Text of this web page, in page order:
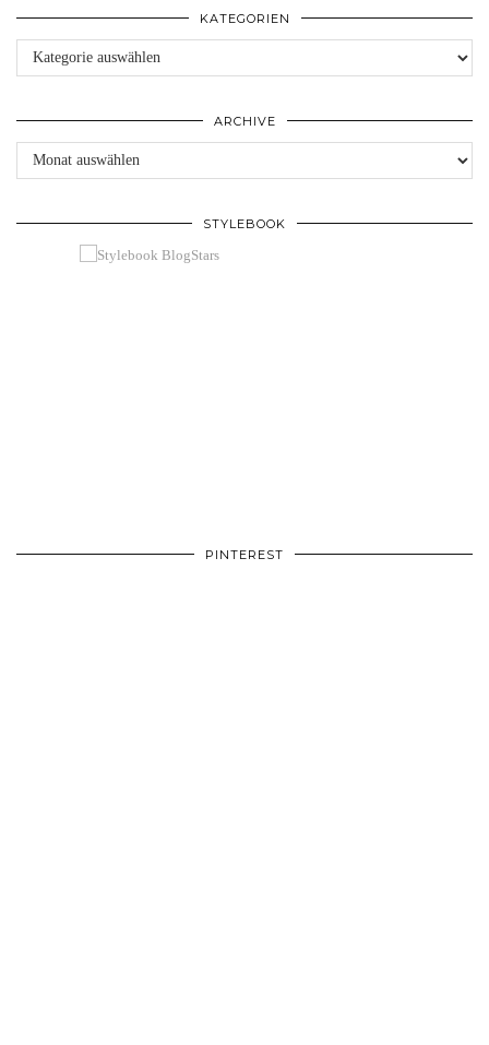
KATEGORIEN
Kategorien
ARCHIVE
Archive
STYLEBOOK
PINTEREST